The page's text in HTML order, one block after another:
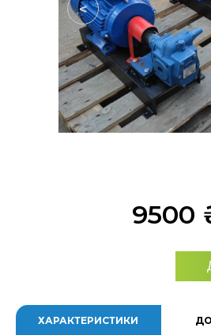
<
9500
ХАРАКТЕРИСТИКИ